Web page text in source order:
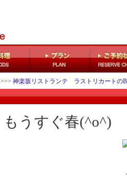
>>> 神楽坂リストランテ ラストリカートの
もうすぐ春(^o^)